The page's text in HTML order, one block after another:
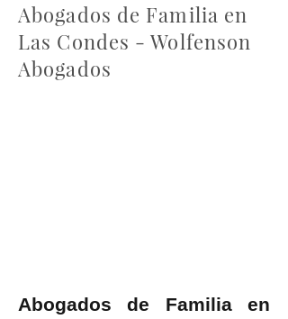
Abogados de Familia en
Las Condes - Wolfenson
Abogados
Abogados de Familia en